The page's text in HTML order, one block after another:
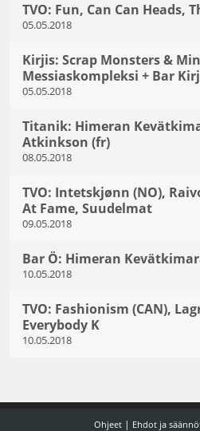
TVO: Fun, Can Can Heads,
05.05.2018
Kirjis: Scrap Monsters &
Messiaskompleksi + Bar
05.05.2018
Titanik: Himeran
Atkinkson (fr)
08.05.2018
TVO: Intetskjønn (NO),
At Fame, Suudelmat
09.05.2018
Bar Ö: Himeran
10.05.2018
TVO: Fashionism (CAN),
Everybody K
10.05.2018
Ohjeet| Ehdot ja